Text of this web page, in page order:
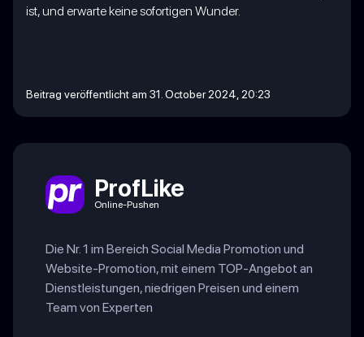
ist, und erwarte keine sofortigen Wunder.
Beitrag veröffentlicht am 31. October 2024, 20:23
ProfLike
Online-Pushen
Die Nr. 1 im Bereich Social Media Promotion und
Website-Promotion, mit einem TOP-Angebot an
Dienstleistungen, niedrigen Preisen und einem
Team von Experten